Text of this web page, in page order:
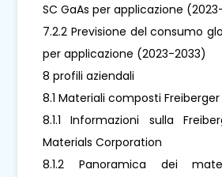
SC GaAs per applicazione
7.2.2 Previsione del consumo
per applicazione (2023-2033)
8 profili aziendali
8.1 Materiali composti Freiberger
8.1.1 Informazioni sulla
Materials Corporation
8.1.2 Panoramica dei